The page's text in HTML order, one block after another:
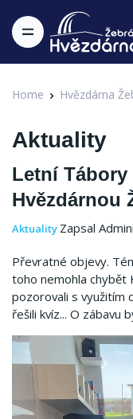
Home Hvězdárna
Aktuality
Letní
Hvězdárnou
Aktuality Zapsal
Převratné objevy.
toho nemohla chybět
pozorovali s využitím
řešili kvíz... O zábavu